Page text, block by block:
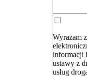
Wyrażam
informacji
ustawy z
usług